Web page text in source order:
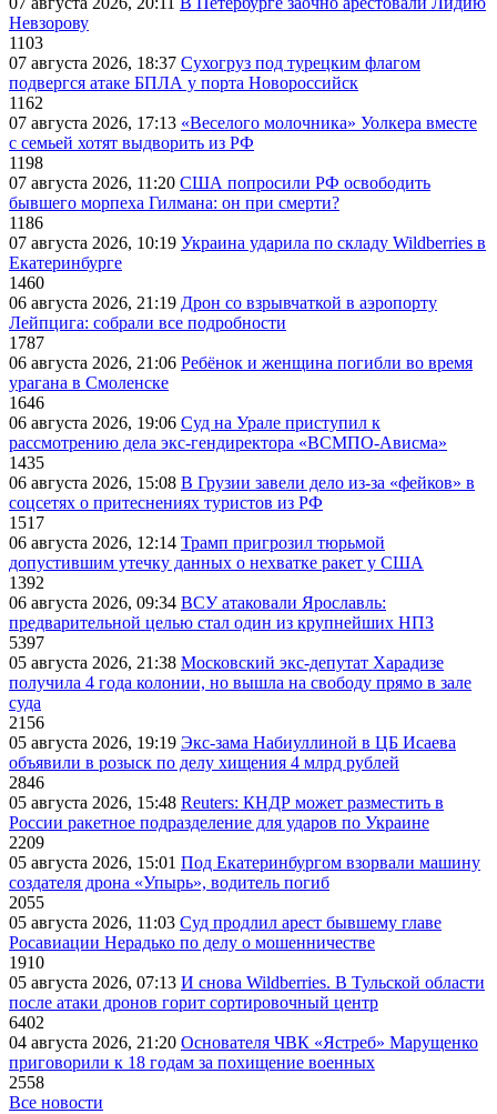
Невзорову
1103
07 августа 2026, 18:37 Сухогруз под турецким флагом
подвергся атаке БПЛА у порта Новороссийск
1162
07 августа 2026, 17:13 «Веселого молочника» Уолкера вместе
с семьей хотят выдворить из РФ
1198
07 августа 2026, 11:20 США попросили РФ освободить
бывшего морпеха Гилмана: он при смерти?
1186
07 августа 2026, 10:19 Украина ударила по складу Wildberries в
Екатеринбурге
1460
06 августа 2026, 21:19 Дрон со взрывчаткой в аэропорту
Лейпцига: собрали все подробности
1787
06 августа 2026, 21:06 Ребёнок и женщина погибли во время
урагана в Смоленске
1646
06 августа 2026, 19:06 Суд на Урале приступил к
рассмотрению дела экс-гендиректора «ВСМПО-Ависма»
1435
06 августа 2026, 15:08 В Грузии завели дело из-за «фейков» в
соцсетях о притеснениях туристов из РФ
1517
06 августа 2026, 12:14 Трамп пригрозил тюрьмой
допустившим утечку данных о нехватке ракет у США
1392
06 августа 2026, 09:34 ВСУ атаковали Ярославль:
предварительной целью стал один из крупнейших НПЗ
5397
05 августа 2026, 21:38 Московский экс-депутат Харадизе
получила 4 года колонии, но вышла на свободу прямо в зале
суда
2156
05 августа 2026, 19:19 Экс-зама Набиуллиной в ЦБ Исаева
объявили в розыск по делу хищения 4 млрд рублей
2846
05 августа 2026, 15:48 Reuters: КНДР может разместить в
России ракетное подразделение для ударов по Украине
2209
05 августа 2026, 15:01 Под Екатеринбургом взорвали машину
создателя дрона «Упырь», водитель погиб
2055
05 августа 2026, 11:03 Суд продлил арест бывшему главе
Росавиации Нерадько по делу о мошенничестве
1910
05 августа 2026, 07:13 И снова Wildberries. В Тульской области
после атаки дронов горит сортировочный центр
6402
04 августа 2026, 21:20 Основателя ЧВК «Ястреб» Марущенко
приговорили к 18 годам за похищение военных
2558
Все новости